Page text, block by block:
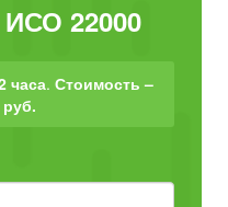
ИСО 22000
часа. Стоимость –
руб.